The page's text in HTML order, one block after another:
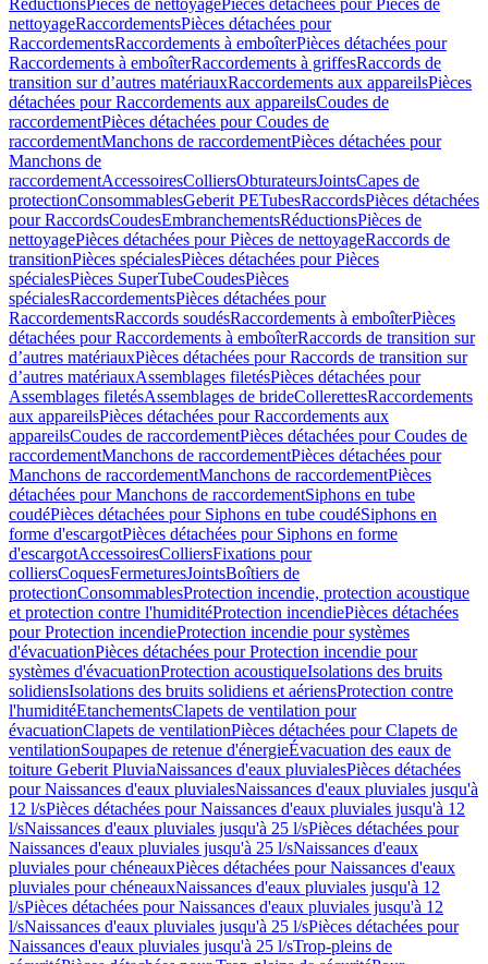
RéductionsPièces de nettoyagePièces détachées pour Pièces de
nettoyageRaccordementsPièces détachées pour
RaccordementsRaccordements à emboîterPièces détachées pour
Raccordements à emboîterRaccordements à griffesRaccords de
transition sur d’autres matériauxRaccordements aux appareilsPièces
détachées pour Raccordements aux appareilsCoudes de
raccordementPièces détachées pour Coudes de
raccordementManchons de raccordementPièces détachées pour
Manchons de
raccordementAccessoiresColliersObturateursJointsCapes de
protectionConsommablesGeberit PETubesRaccordsPièces détachées
pour RaccordsCoudesEmbranchementsRéductionsPièces de
nettoyagePièces détachées pour Pièces de nettoyageRaccords de
transitionPièces spécialesPièces détachées pour Pièces
spécialesPièces SuperTubeCoudesPièces
spécialesRaccordementsPièces détachées pour
RaccordementsRaccords soudésRaccordements à emboîterPièces
détachées pour Raccordements à emboîterRaccords de transition sur
d’autres matériauxPièces détachées pour Raccords de transition sur
d’autres matériauxAssemblages filetésPièces détachées pour
Assemblages filetésAssemblages de brideCollerettesRaccordements
aux appareilsPièces détachées pour Raccordements aux
appareilsCoudes de raccordementPièces détachées pour Coudes de
raccordementManchons de raccordementPièces détachées pour
Manchons de raccordementManchons de raccordementPièces
détachées pour Manchons de raccordementSiphons en tube
coudéPièces détachées pour Siphons en tube coudéSiphons en
forme d'escargotPièces détachées pour Siphons en forme
d'escargotAccessoiresColliersFixations pour
colliersCoquesFermeturesJointsBoîtiers de
protectionConsommablesProtection incendie, protection acoustique
et protection contre l'humiditéProtection incendiePièces détachées
pour Protection incendieProtection incendie pour systèmes
d'évacuationPièces détachées pour Protection incendie pour
systèmes d'évacuationProtection acoustiqueIsolations des bruits
solidiensIsolations des bruits solidiens et aériensProtection contre
l'humiditéEtanchementsClapets de ventilation pour
évacuationClapets de ventilationPièces détachées pour Clapets de
ventilationSoupapes de retenue d'énergieÉvacuation des eaux de
toiture Geberit PluviaNaissances d'eaux pluvialesPièces détachées
pour Naissances d'eaux pluvialesNaissances d'eaux pluviales jusqu'à
12 l/sPièces détachées pour Naissances d'eaux pluviales jusqu'à 12
l/sNaissances d'eaux pluviales jusqu'à 25 l/sPièces détachées pour
Naissances d'eaux pluviales jusqu'à 25 l/sNaissances d'eaux
pluviales pour chéneauxPièces détachées pour Naissances d'eaux
pluviales pour chéneauxNaissances d'eaux pluviales jusqu'à 12
l/sPièces détachées pour Naissances d'eaux pluviales jusqu'à 12
l/sNaissances d'eaux pluviales jusqu'à 25 l/sPièces détachées pour
Naissances d'eaux pluviales jusqu'à 25 l/sTrop-pleins de